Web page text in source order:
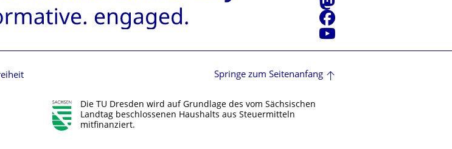
Facebook
Youtube
Springe zum Seitenanfang
Die TU Dresden wird auf Grundlage des vom Sächsischen
Landtag beschlossenen Haushalts aus Steuermitteln
mitfinanziert.